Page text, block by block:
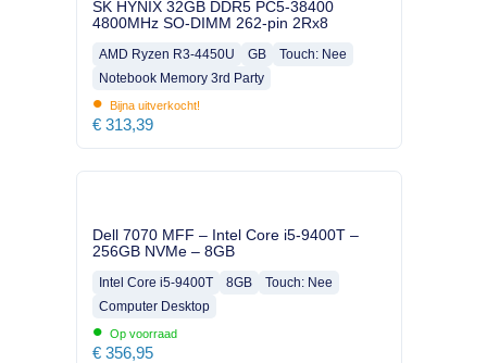
SK HYNIX 32GB DDR5 PC5-38400
4800MHz SO-DIMM 262-pin 2Rx8
AMD Ryzen R3-4450U GB
Touch: Nee
Notebook Memory 3rd Party
• Bijna uitverkocht!
€ 313,39
Dell 7070 MFF – Intel Core i5-9400T –
256GB NVMe – 8GB
Intel Core i5-9400T 8GB
Touch: Nee
Computer Desktop
• Op voorraad
€ 356,95